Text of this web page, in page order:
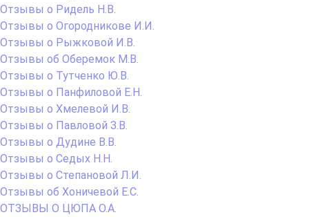
Отзывы о Ридель Н.В.
Отзывы о Огородникове И.И.
Отзывы о Рыжковой И.В.
Отзывы об Оберемок М.В.
Отзывы о Тутченко Ю.В.
Отзывы о Панфиловой Е.Н.
Отзывы о Хмелевой И.В.
Отзывы о Павловой З.В.
Отзывы о Дудине В.В.
Отзывы о Седых Н.Н.
Отзывы о Степановой Л.И.
Отзывы об Хоничевой Е.С.
ОТЗЫВЫ О ЦЮПА О.А.